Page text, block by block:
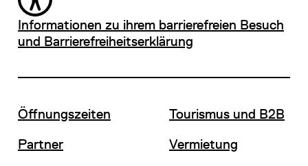
Informationen zu ihrem barrierefreien Besuch
und Barrierefreiheitserklärung
Öffnungszeiten
Partner
Tourismus und B2B
Vermietung